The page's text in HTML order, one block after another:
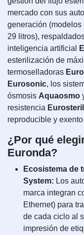
mercado con sus
generación (modelos
29 litros),
inteligencia artificial
esterilización de
termoselladoras
Eurosonic, los
ósmosis Aquaosmo
resistencia Eurosteril
reproducible y
¿Por qué
Euronda?
Ecosistema de
System: Los
marca integran
Ethernet) para
de cada ciclo al
impresión de